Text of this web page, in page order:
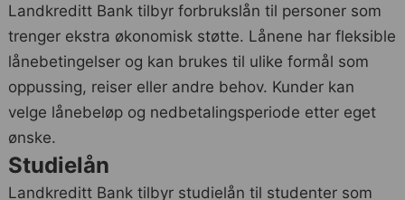
Landkreditt Bank tilbyr forbrukslån til personer som
trenger ekstra økonomisk støtte. Lånene har fleksible
lånebetingelser og kan brukes til ulike formål som
oppussing, reiser eller andre behov. Kunder kan
velge lånebeløp og nedbetalingsperiode etter eget
ønske.
Studielån
Landkreditt Bank tilbyr studielån til studenter som